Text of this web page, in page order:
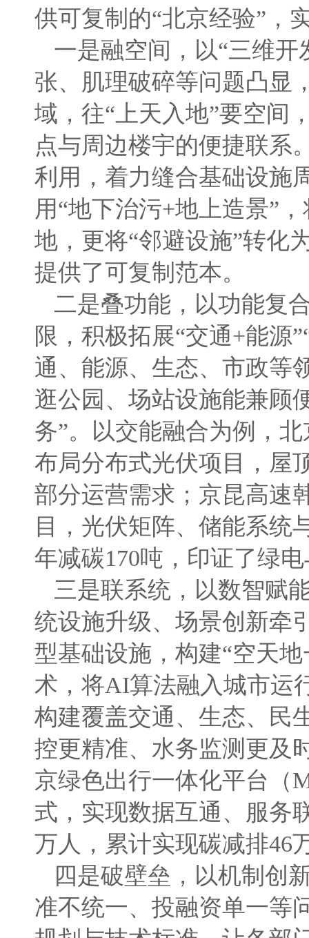
供可复制的“北京经验”，
一是融空间，以“三维
张、肌理破碎等问题凸显
域，往“上天入地”要空间
点与周边楼宇的便捷联系
利用，着力缝合基础设施
用“地下治污+地上造景”
地，更将“邻避设施”转化
提供了可复制范本。
二是叠功能，以功能复
限，积极拓展“交通+能源
通、能源、生态、市政等
逛公园、场站设施能兼顾
务”。以交能融合为例，
布局分布式光伏项目，屋
部分运营需求；京昆高速
目，光伏矩阵、储能系统
年减碳170吨，印证了绿
三是联系统，以数智赋
统设施升级、场景创新牵
型基础设施，构建“空天
术，将AI算法融入城市运
构建覆盖交通、生态、民
控更精准、水务监测更及
京绿色出行一体化平台（
式，实现数据互通、服务
万人，累计实现碳减排46
四是破壁垒，以机制创
准不统一、投融资单一等